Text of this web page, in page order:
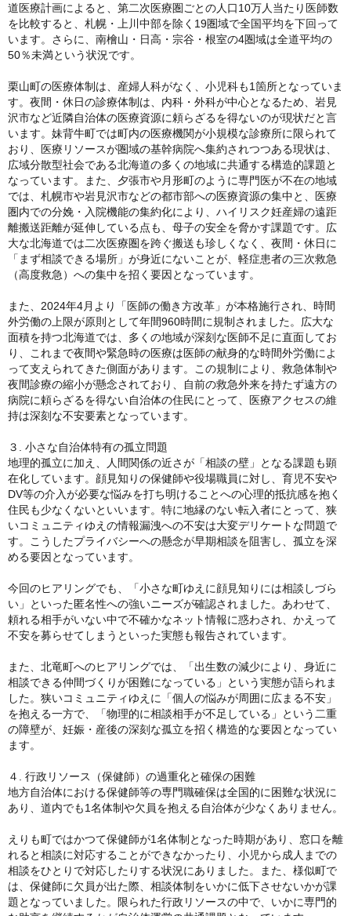
道医療計画によると、第二次医療圏ごとの人口10万人当たり医師数
を比較すると、札幌・上川中部を除く19圏域で全国平均を下回って
います。さらに、南檜山・日高・宗谷・根室の4圏域は全道平均の
50％未満という状況です。
栗山町の医療体制は、産婦人科がなく、小児科も1箇所となっていま
す。夜間・休日の診療体制は、内科・外科が中心となるため、岩見
沢市など近隣自治体の医療資源に頼らざるを得ないのが現状だと言
います。妹背牛町では町内の医療機関が小規模な診療所に限られて
おり、医療リソースが圏域の基幹病院へ集約されつつある現状は、
広域分散型社会である北海道の多くの地域に共通する構造的課題と
なっています。また、夕張市や月形町のように専門医が不在の地域
では、札幌市や岩見沢市などの都市部への医療資源の集中と、医療
圏内での分娩・入院機能の集約化により、ハイリスク妊産婦の遠距
離搬送距離が延伸している点も、母子の安全を脅かす課題です。広
大な北海道では二次医療圏を跨ぐ搬送も珍しくなく、夜間・休日に
「まず相談できる場所」が身近にないことが、軽症患者の三次救急
（高度救急）への集中を招く要因となっています。
また、2024年4月より「医師の働き方改革」が本格施行され、時間
外労働の上限が原則として年間960時間に規制されました。広大な
面積を持つ北海道では、多くの地域が深刻な医師不足に直面してお
り、これまで夜間や緊急時の医療は医師の献身的な時間外労働によ
って支えられてきた側面があります。この規制により、救急体制や
夜間診療の縮小が懸念されており、自前の救急外来を持たず遠方の
病院に頼らざるを得ない自治体の住民にとって、医療アクセスの維
持は深刻な不安要素となっています。
３. 小さな自治体特有の孤立問題
地理的孤立に加え、人間関係の近さが「相談の壁」となる課題も顕
在化しています。顔見知りの保健師や役場職員に対し、育児不安や
DV等の介入が必要な悩みを打ち明けることへの心理的抵抗感を抱く
住民も少なくないといいます。特に地縁のない転入者にとって、狭
いコミュニティゆえの情報漏洩への不安は大変デリケートな問題で
す。こうしたプライバシーへの懸念が早期相談を阻害し、孤立を深
める要因となっています。
今回のヒアリングでも、「小さな町ゆえに顔見知りには相談しづら
い」といった匿名性への強いニーズが確認されました。あわせて、
頼れる相手がいない中で不確かなネット情報に惑わされ、かえって
不安を募らせてしまうといった実態も報告されています。
また、北竜町へのヒアリングでは、「出生数の減少により、身近に
相談できる仲間づくりが困難になっている」という実態が語られま
した。狭いコミュニティゆえに「個人の悩みが周囲に広まる不安」
を抱える一方で、「物理的に相談相手が不足している」という二重
の障壁が、妊娠・産後の深刻な孤立を招く構造的な要因となってい
ます。
４. 行政リソース（保健師）の過重化と確保の困難
地方自治体における保健師等の専門職確保は全国的に困難な状況に
あり、道内でも1名体制や欠員を抱える自治体が少なくありません。
えりも町ではかつて保健師が1名体制となった時期があり、窓口を離
れると相談に対応することができなかったり、小児から成人までの
相談をひとりで対応したりする状況にありました。また、様似町で
は、保健師に欠員が出た際、相談体制をいかに低下させないかが課
題となっていました。限られた行政リソースの中で、いかに専門的